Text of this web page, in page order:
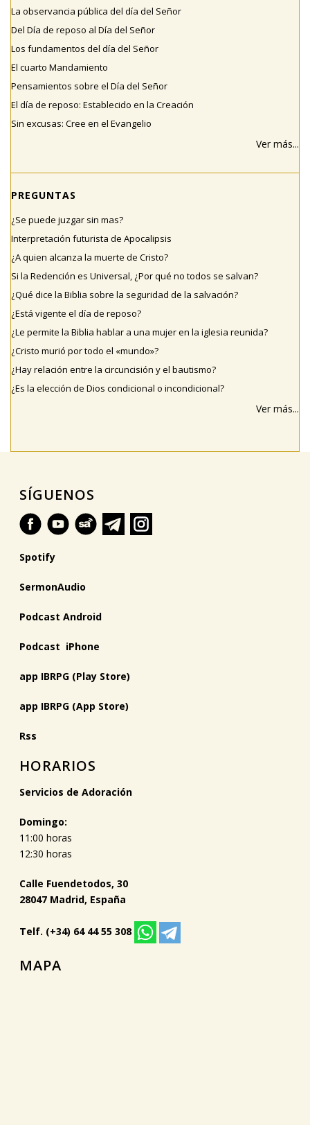
La observancia pública del día del Señor
Del Día de reposo al Día del Señor
Los fundamentos del día del Señor
El cuarto Mandamiento
Pensamientos sobre el Día del Señor
El día de reposo: Establecido en la Creación
Sin excusas: Cree en el Evangelio
Ver más...
PREGUNTAS
¿Se puede juzgar sin mas?
Interpretación futurista de Apocalipsis
¿A quien alcanza la muerte de Cristo?
Si la Redención es Universal, ¿Por qué no todos se salvan?
¿Qué dice la Biblia sobre la seguridad de la salvación?
¿Está vigente el día de reposo?
¿Le permite la Biblia hablar a una mujer en la iglesia reunida?
¿Cristo murió por todo el «mundo»?
¿Hay relación entre la circuncisión y el bautismo?
¿Es la elección de Dios condicional o incondicional?
Ver más...
SÍGUENOS
Spotify
SermonAudio
Podcast Android
Podcast iPhone
app IBRPG (Play Store)
app IBRPG (App Store)
Rss
HORARIOS
Servicios de Adoración
Domingo:
11:00 horas
12:30 horas
Calle Fuendetodos, 30
28047 Madrid, España
Telf. (+34) 64 44 55 308
MAPA